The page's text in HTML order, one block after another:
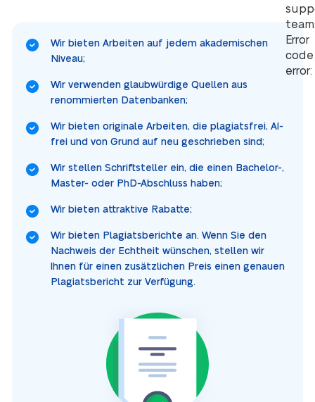
Error
code
error:
Wir bieten Arbeiten auf jedem akademischen
Niveau;
Wir verwenden glaubwürdige Quellen aus
renommierten Datenbanken;
Wir bieten originale Arbeiten, die plagiatsfrei, AI-
frei und von Grund auf neu geschrieben sind;
Wir stellen Schriftsteller ein, die einen Bachelor-,
Master- oder PhD-Abschluss haben;
Wir bieten attraktive Rabatte;
Wir bieten Plagiatsberichte an. Wenn Sie den
Nachweis der Echtheit wünschen, stellen wir
Ihnen für einen zusätzlichen Preis einen genauen
Plagiatsbericht zur Verfügung.